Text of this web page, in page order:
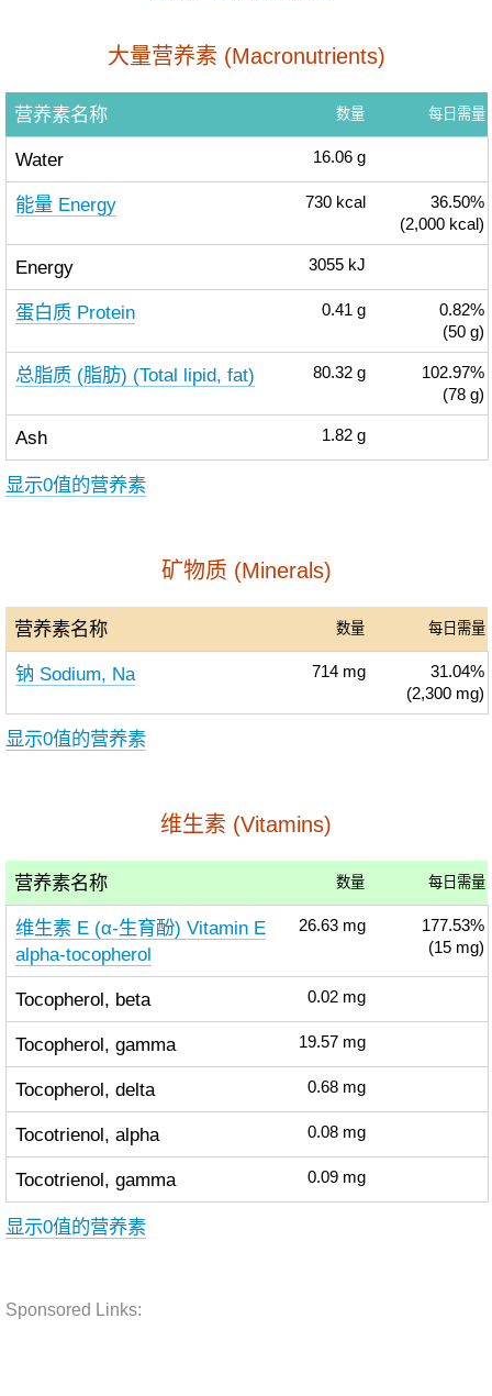
大量营养素 (Macronutrients)
营养素名称 数量 每日需量
Water 16.06 g
能量 Energy 730 kcal
36.50%
(2,000 kcal)
Energy 3055 kJ
蛋白质 Protein 0.41 g
0.82%
(50 g)
总脂质 (脂肪) (Total lipid, fat) 80.32 g
102.97%
(78 g)
Ash 1.82 g
显示0值的营养素
矿物质 (Minerals)
营养素名称 数量 每日需量
钠 Sodium, Na 714 mg
31.04%
(2,300 mg)
显示0值的营养素
维生素 (Vitamins)
营养素名称 数量 每日需量
维生素 E (α-生育酚) Vitamin E
alpha-tocopherol
26.63 mg
177.53%
(15 mg)
Tocopherol, beta 0.02 mg
Tocopherol, gamma 19.57 mg
Tocopherol, delta 0.68 mg
Tocotrienol, alpha 0.08 mg
Tocotrienol, gamma 0.09 mg
显示0值的营养素
Sponsored Links: